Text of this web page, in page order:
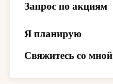
Запрос по акциям
Я планирую
Свяжитесь со мной